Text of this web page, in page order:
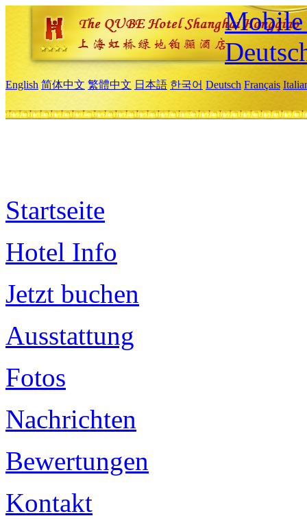
Mobile
English 简体中文 繁體中文 日本語 한국어 Deutsch Français
Startseite
Hotel Info
Jetzt buchen
Ausstattung
Fotos
Nachrichten
Bewertungen
Kontakt